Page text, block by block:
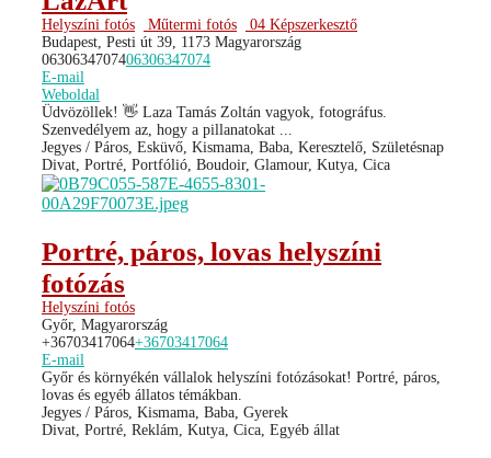
Helyszíni fotós Műtermi fotós
04 Képszerkesztő
Budapest, Pesti út 39, 1173 Magyarország
0630634707406306347074
E-mail
Weboldal
Üdvözöllek! 👋 Laza Tamás Zoltán vagyok, fotográfus.
Szenvedélyem az, hogy a pillanatokat ...
Jegyes / Páros, Esküvő, Kismama, Baba, Keresztelő, Születésnap
Divat, Portré, Portfólió, Boudoir, Glamour, Kutya, Cica
Portré, páros, lovas helyszíni
fotózás
Helyszíni fotós
Győr, Magyarország
+36703417064+36703417064
E-mail
Győr és környékén vállalok helyszíni fotózásokat! Portré, páros,
lovas és egyéb állatos témákban.
Jegyes / Páros, Kismama, Baba, Gyerek
Divat, Portré, Reklám, Kutya, Cica, Egyéb állat